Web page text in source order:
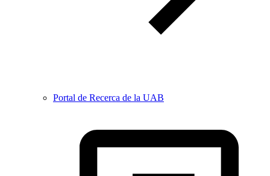
Portal de Recerca de la UAB